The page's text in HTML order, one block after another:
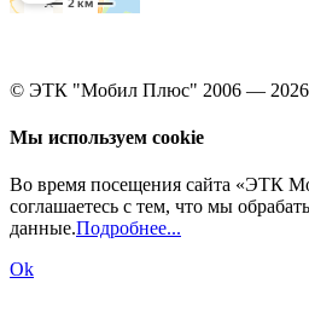
© ЭТК "Мобил Плюс" 2006 — 2026
Мы используем cookie
Во время посещения сайта «ЭТК
соглашаетесь с тем, что мы
данные.Подробнее...
Ok